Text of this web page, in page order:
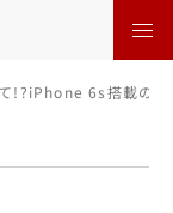
て!?iPhone 6s搭載の